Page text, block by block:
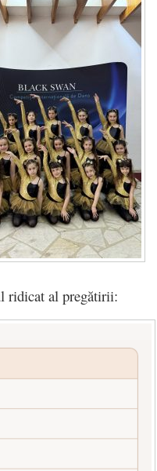
ridicat al pregătirii: